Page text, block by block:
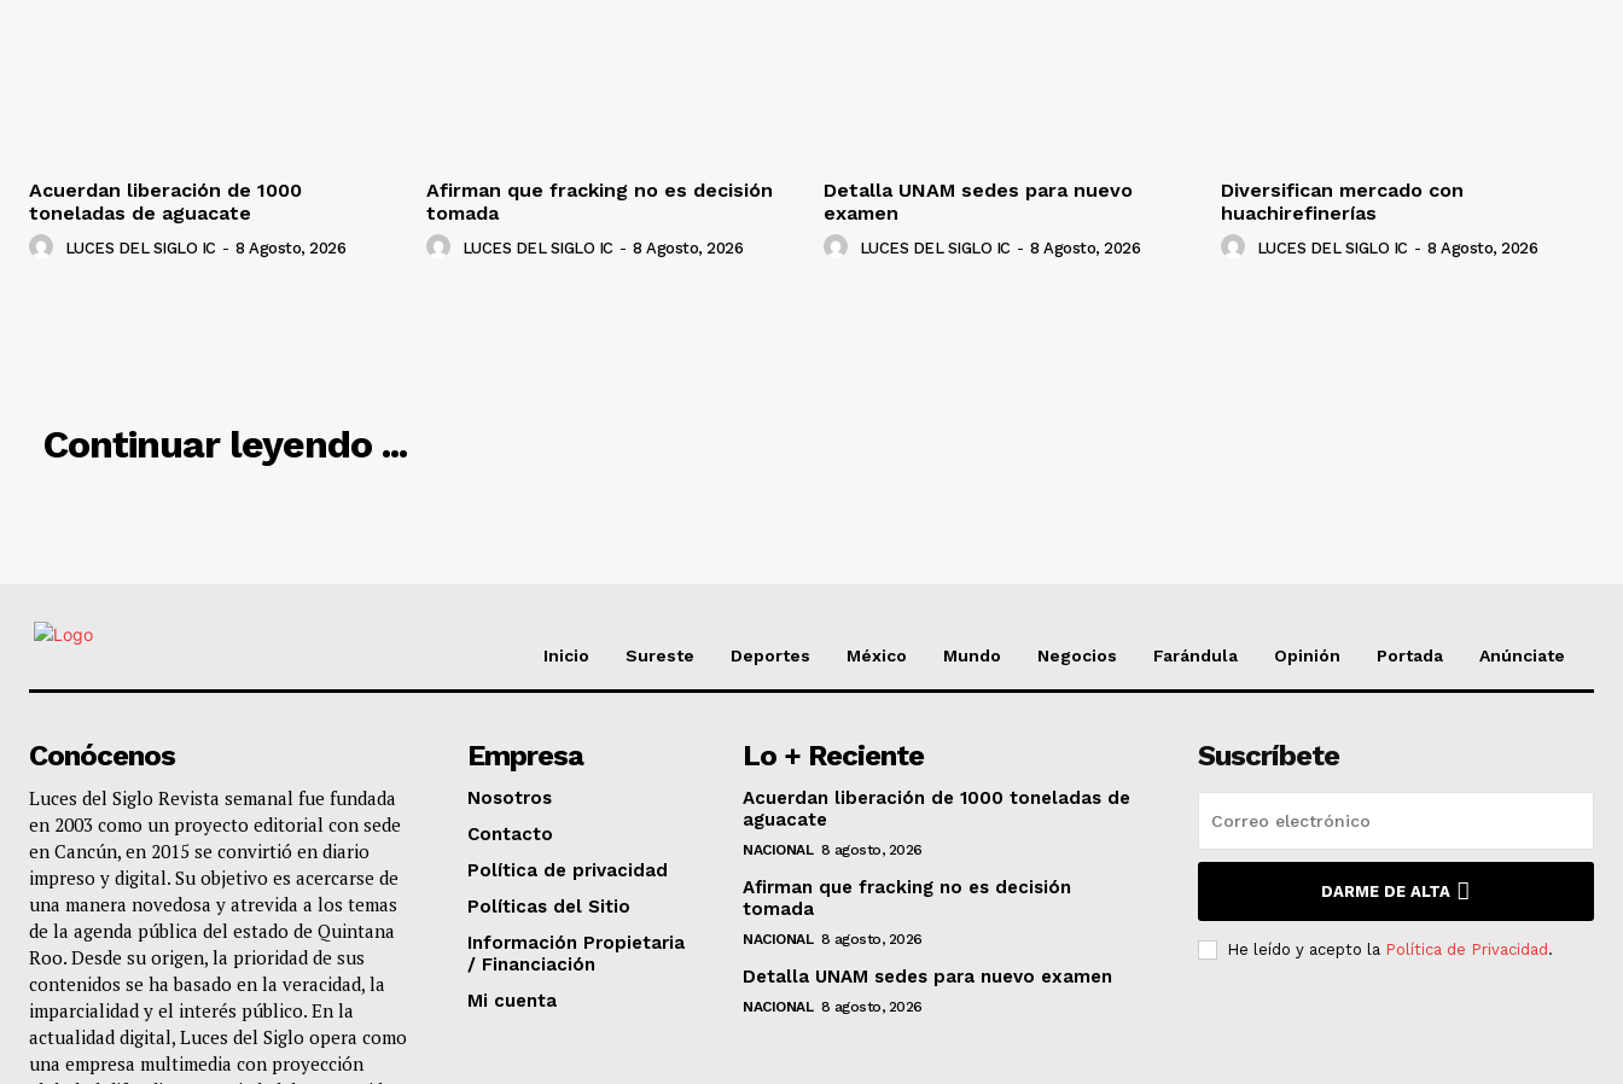
Acuerdan liberación de 1000
toneladas de aguacate
LUCES DEL SIGLO IC - 8 Agosto, 2026
Afirman que fracking no es decisión
tomada
LUCES DEL SIGLO IC - 8 Agosto, 2026
Detalla UNAM sedes para nuevo
examen
LUCES DEL SIGLO IC - 8 Agosto, 2026
Diversifican mercado con
huachirefinerías
LUCES DEL SIGLO IC - 8 Agosto, 2026
Continuar leyendo ...
RELACIONADO
Inicio Sureste Deportes México Mundo Negocios Farándula Opinión Portada Anúnciate
Conócenos
Luces del Siglo Revista semanal fue fundada
en 2003 como un proyecto editorial con sede
en Cancún, en 2015 se convirtió en diario
impreso y digital. Su objetivo es acercarse de
una manera novedosa y atrevida a los temas
de la agenda pública del estado de Quintana
Roo. Desde su origen, la prioridad de sus
contenidos se ha basado en la veracidad, la
imparcialidad y el interés público. En la
actualidad digital, Luces del Siglo opera como
una empresa multimedia con proyección
Empresa
Nosotros
Contacto
Política de privacidad
Políticas del Sitio
Información Propietaria
/ Financiación
Mi cuenta
Lo + Reciente
Acuerdan liberación de 1000 toneladas de
aguacate
NACIONAL 8 agosto, 2026
Afirman que fracking no es decisión
tomada
NACIONAL 8 agosto, 2026
Detalla UNAM sedes para nuevo examen
NACIONAL 8 agosto, 2026
Suscríbete
DARME DE ALTA
He leído y acepto la Política de Privacidad .